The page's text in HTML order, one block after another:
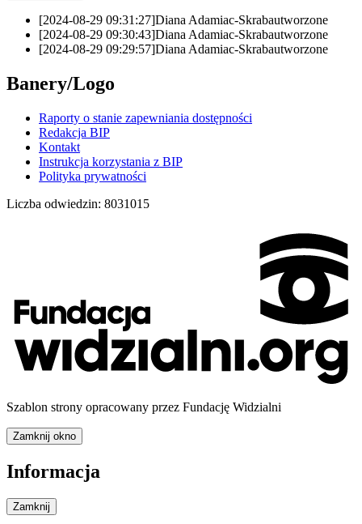
[2024-08-29 09:31:27]Diana Adamiac-Skrabautworzone
[2024-08-29 09:30:43]Diana Adamiac-Skrabautworzone
[2024-08-29 09:29:57]Diana Adamiac-Skrabautworzone
Banery/Logo
Raporty o stanie zapewniania dostępności
Redakcja BIP
Kontakt
Instrukcja korzystania z BIP
Polityka prywatności
Liczba odwiedzin: 8031015
Szablon strony opracowany przez Fundację Widzialni
Zamknij okno
Informacja
Zamknij